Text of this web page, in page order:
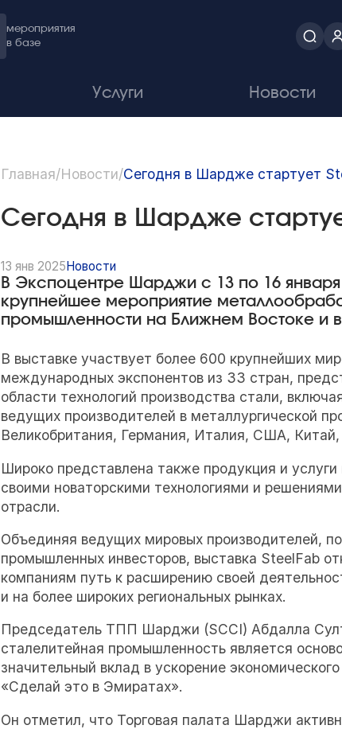
мероприятия
в базе
Услуги Новости
Главная/Новости/Сегодня в Шардже стартует
Сегодня в Шардже
13 янв 2025 Новости
В Экспоцентре Шарджи с 13 по 16
крупнейшее мероприятие
промышленности на Ближнем Востоке и
В выставке участвует более 600 крупнейших
международных экспонентов из 33 стран,
области технологий производства стали,
ведущих производителей в металлургической
Великобритания, Германия, Италия, США,
Широко представлена также продукция и
своими новаторскими технологиями и
отрасли.
Объединяя ведущих мировых производителей,
промышленных инвесторов, выставка SteelFab
компаниям путь к расширению своей
и на более широких региональных рынках.
Председатель ТПП Шарджи (SCCI) Абдалла
сталелитейная промышленность является
значительный вклад в ускорение
«Сделай это в Эмиратах».
Он отметил, что Торговая палата Шарджи